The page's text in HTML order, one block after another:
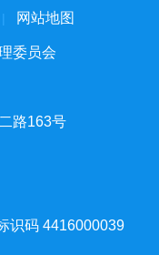
| 网站地图
委员会
路163号
识码 4416000039